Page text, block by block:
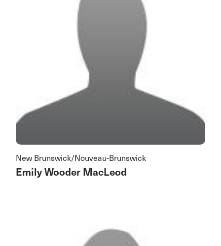
New Brunswick/Nouveau-Brunswick
Emily Wooder MacLeod